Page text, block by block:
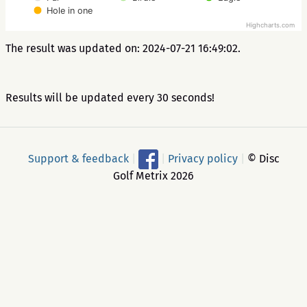
Hole in one
Highcharts.com
The result was updated on: 2024-07-21 16:49:02.
Results will be updated every 30 seconds!
Support & feedback Privacy policy
© Disc
Golf Metrix 2026